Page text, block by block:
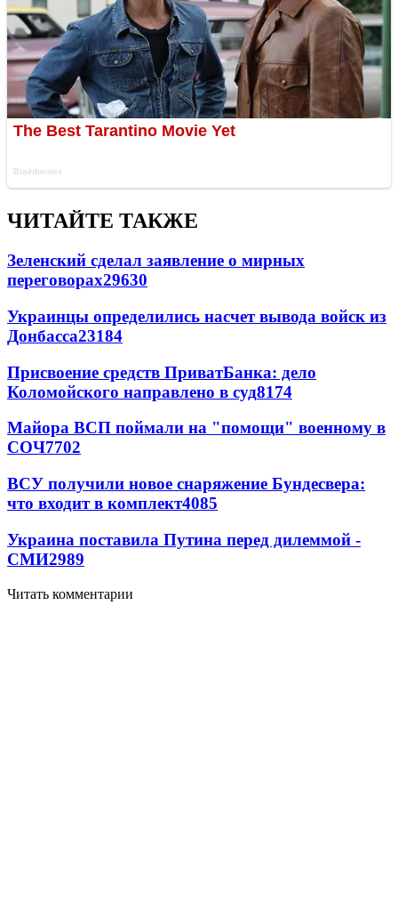
ЧИТАЙТЕ ТАКЖЕ
Зеленский сделал заявление о мирных
переговорах29630
Украинцы определились насчет вывода войск из
Донбасса23184
Присвоение средств ПриватБанка: дело
Коломойского направлено в суд8174
Майора ВСП поймали на "помощи" военному в
СОЧ7702
ВСУ получили новое снаряжение Бундесвера:
что входит в комплект4085
Украина поставила Путина перед дилеммой -
СМИ2989
Читать комментарии